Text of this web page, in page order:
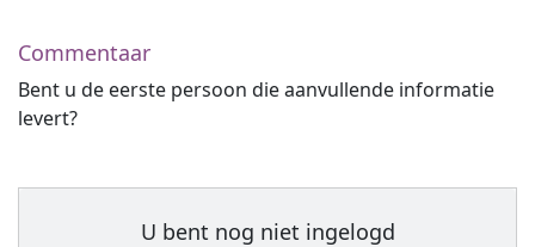
Commentaar
Bent u de eerste persoon die aanvullende informatie
levert?
U bent nog niet ingelogd